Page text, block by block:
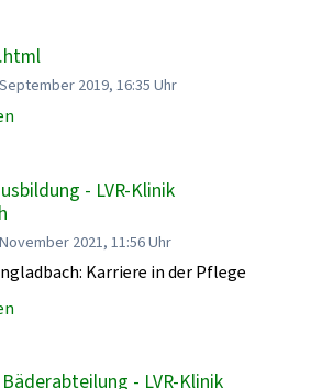
2019, 16:35 Uhr
- LVR-Klinik
2021, 11:56 Uhr
Karriere in der Pflege
- LVR-Klinik